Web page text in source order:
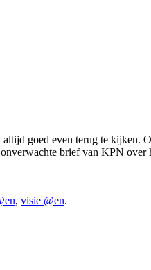
goed even terug te kijken.
onverwachte brief van KPN
, visie @en.